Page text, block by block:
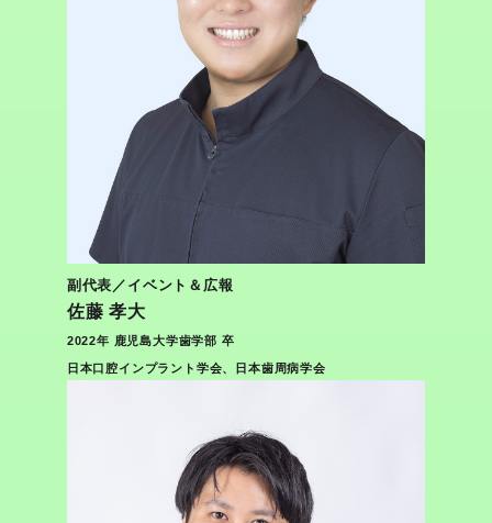
副代表／イベント＆広報
佐藤 孝大
2022年 鹿児島大学歯学部 卒
日本口腔インプラント学会、日本歯周病学会